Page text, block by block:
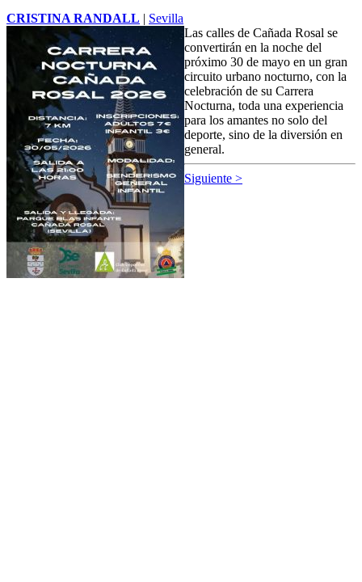
CRISTINA RANDALL | Sevilla
Las calles de Cañada Rosal se
convertirán en la noche del
próximo 30 de mayo en un gran
circuito urbano nocturno, con la
celebración de su Carrera
Nocturna, toda una experiencia
para los amantes no solo del
deporte, sino de la diversión en
general.
Siguiente >